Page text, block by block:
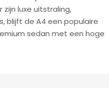
luxe uitstraling,
blijft de A4 een populaire
sedan met een hoge